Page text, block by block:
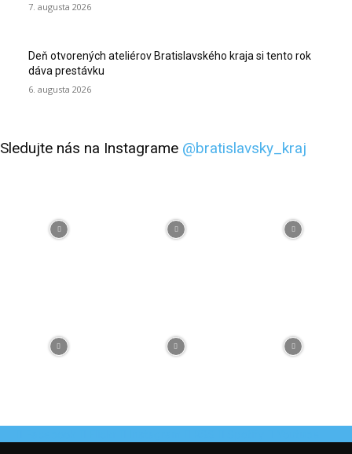
7. augusta 2026
Deň otvorených ateliérov Bratislavského kraja si tento rok
dáva prestávku
6. augusta 2026
Sledujte nás na Instagrame @bratislavsky_kraj